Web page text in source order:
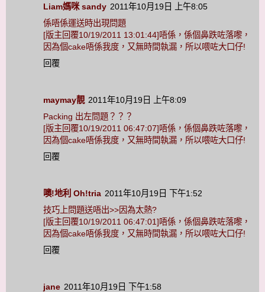
Liam媽咪 sandy 2011年10月19日 上午8:05
係唔係運送時出現問題
[版主回覆10/19/2011 13:01:44]唔係，係個鼻跌咗落嚟，
因為個cake唔係我度，又無時間執漏，所以喂咗大口仔!
回覆
maymay靚 2011年10月19日 上午8:09
Packing 出左問題？？？
[版主回覆10/19/2011 06:47:07]唔係，係個鼻跌咗落嚟，
因為個cake唔係我度，又無時間執漏，所以喂咗大口仔!
回覆
噢!地利 Oh!tria 2011年10月19日 下午1:52
技巧上問題送唔出>>因為太熱?
[版主回覆10/19/2011 06:47:01]唔係，係個鼻跌咗落嚟，
因為個cake唔係我度，又無時間執漏，所以喂咗大口仔!
回覆
jane 2011年10月19日 下午1:58